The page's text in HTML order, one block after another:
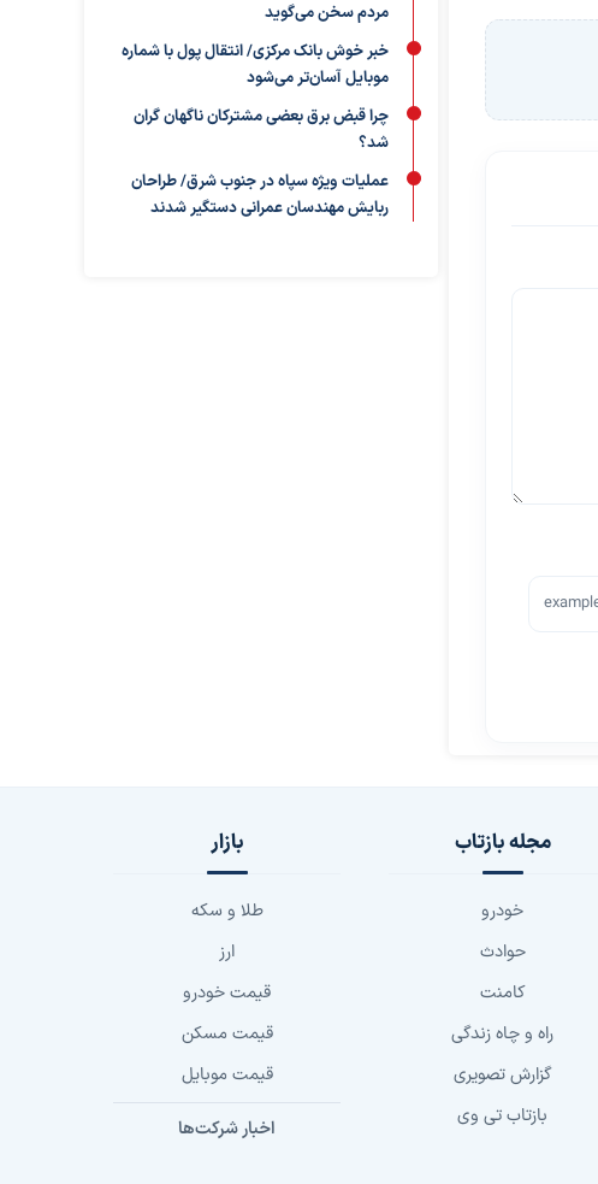
مردم سخن می‌گوید
خبر خوش بانک مرکزی/ انتقال پول با شماره
موبایل آسان‌تر می‌شود
چرا قبض برق بعضی مشترکان ناگهان گران
شد؟
عملیات ویژه سپاه در جنوب شرق/ طراحان
ربایش مهندسان عمرانی دستگیر شدند
مجله بازتاب
خودرو
حوادث
کامنت
راه و چاه زندگی
گزارش تصویری
بازتاب تی وی
بازار
طلا و سکه
ارز
قیمت خودرو
قیمت مسکن
قیمت موبایل
اخبار شرکت‌ها